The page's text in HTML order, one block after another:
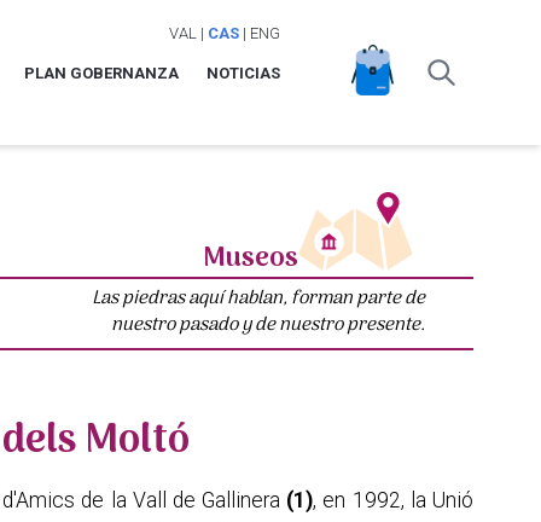
VAL | CAS| ENG
PLAN GOBERNANZA NOTICIAS
Museos
Las piedras aquí hablan, forman parte de
nuestro pasado y de nuestro presente.
Moltó
de la Vall de Gallinera (1), en 1992, la Unió